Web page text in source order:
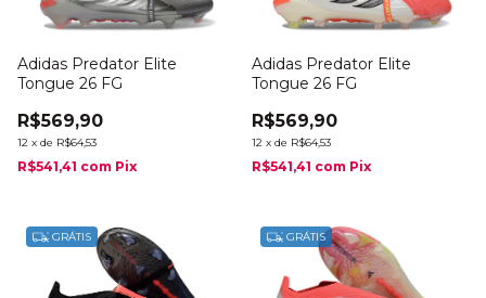
Adidas Predator Elite
Tongue 26 FG
R$569,90
12 x de R$64,53
R$541,41 com Pix
Adidas Predator Elite
Tongue 26 FG
R$569,90
12 x de R$64,53
R$541,41 com Pix
GRÁTIS GRÁTIS